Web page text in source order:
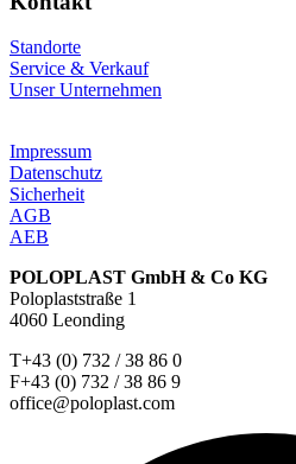
Standorte
Service & Verkauf
Unser Unternehmen
Impressum
Datenschutz
Sicherheit
AGB
AEB
POLOPLAST GmbH & Co KG
Poloplaststraße 1
4060 Leonding
T+43 (0) 732 / 38 86 0
F+43 (0) 732 / 38 86 9
office@poloplast.com